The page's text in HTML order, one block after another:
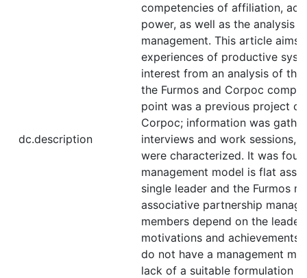
dc.description
competencies of affiliation,
power, as well as the analysis
management. This article aims
experiences of productive
interest from an analysis of
the Furmos and Corpoc
point was a previous project
Corpoc; information was
interviews and work sessions,
were characterized. It was
management model is flat
single leader and the Furmos
associative partnership
members depend on the
motivations and
do not have a management
lack of a suitable formulation